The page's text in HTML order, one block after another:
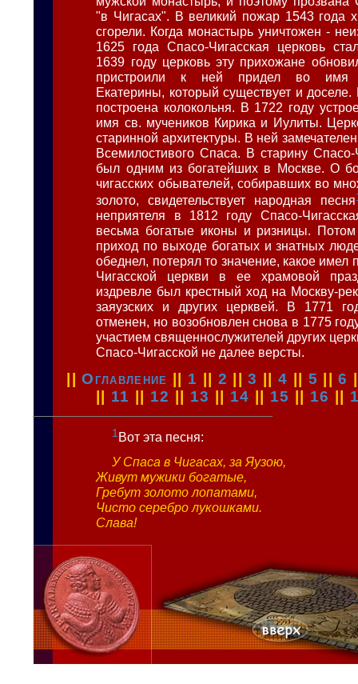
"в Чигасах". В великий пожар 1543 года
сгорели. Когда монастырь уничтожен -
1625 года Спасо-Чигасская церковь
1639 году церковь эту прихожане
пристроили к ней придел во имя
Екатерины, который существует и
построена колокольня. В 1722 году
имя св. мучеников Кирика и Иулиты.
старинной архитектуры. В ней
Всемилостивого Спаса. В старину Спасо-
был одним из богатейших в Москве. О
чигасских обывателей, собиравших во
золото, свидетельствует народная песня
неприятеля в 1812 году Спасо-
весьма богатые иконы и ризницы. Потом
приход по выходе богатых и знатных
обеднел, потерял то значение, какое
Чигасской церкви в ее храмовой
издревле был крестный ход на Москву-
заяузских и других церквей. В 1771
отменен, но возобновлен снова в 1775
участием священнослужителей других
Спасо-Чигасской не далее версты.
||Оглавление || 1 || 2 ||3 || 4 || 5 ||6
|| 11 || 12 || 13 || 14 || 15 || 16 ||
1Вот эта песня:
У Спаса в Чигасах, за Яузою,
Живут мужики богатые,
Гребут золото лопатами,
Чисто серебро лукошками.
Слава!